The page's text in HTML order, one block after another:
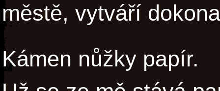
městě, vytváří
Kámen nůžky papír.